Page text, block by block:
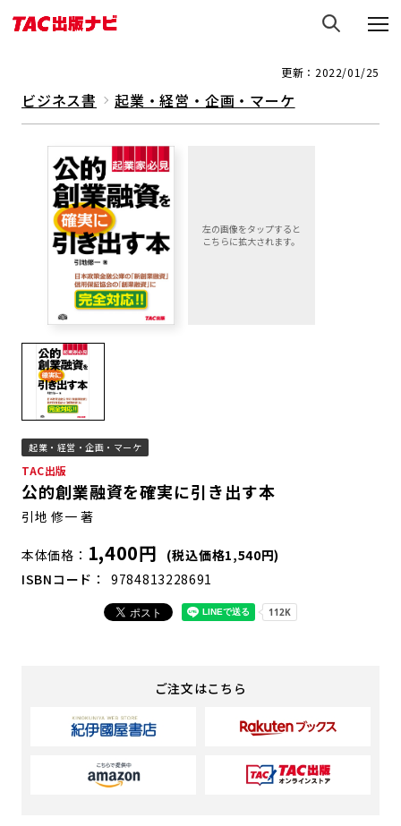
更新：2022/01/25
ビジネス書 起業・経営・企画・マーケ
起業・経営・企画・マーケ
TAC出版
公的創業融資を確実に引き出す本
引地 修一 著
本体価格 1,400円
(税込価格1,540円)
ISBNコード
9784813228691
ご注文はこちら